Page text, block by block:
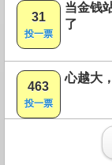
31
投一票
当金钱
了
463
投一票
心越大